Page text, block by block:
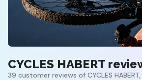
CYCLES HABERT
39 customer reviews of CYCLES